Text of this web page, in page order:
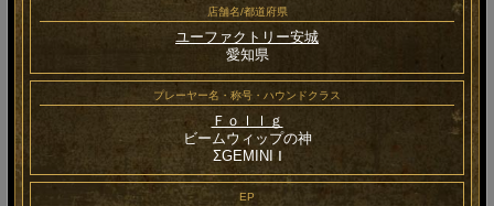
店舗名/都道府県
ユーファクトリー安城
愛知県
プレーヤー名・称号・ハウンドクラス
Ｆｏｌｌｇ
ビームウィップの神
ΣGEMINI Ⅰ
EP